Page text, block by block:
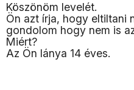
Köszönöm levelét.
Ön azt írja, hogy eltiltani
gondolom hogy nem is
Miért?
Az Ön lánya 14 éves.